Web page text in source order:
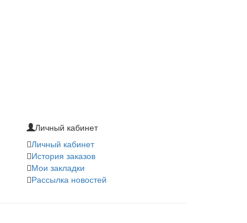
Личный кабинет
Личный кабинет
История заказов
Мои закладки
Рассылка новостей